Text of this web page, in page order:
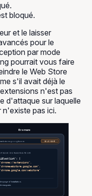
bloqué.
et le laisser
pour le
par mode
pourrait vous faire
le Web Store
s'il avait déjà le
n'est pas
d'attaque sur laquelle
pas ici.
Bromure
BLOQUÉ
DU NAVIGATEUR
[
"chrome://extensions",
"chromewebstore.google.com",
"chrome.google.com/webstore"
de page d'installation.
de magasin.